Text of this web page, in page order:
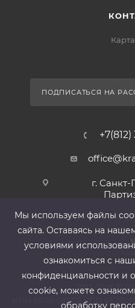
ПОДПИСАТЬСЯ НА
+7(812)
г. Санкт-
2013-2026 ©
ИНН 6678080212, КПП
Мы используем файлы
сайта. Оставаясь на
условиями
ознакомиться с
конфиденциальности и
cookie, можете
обработку